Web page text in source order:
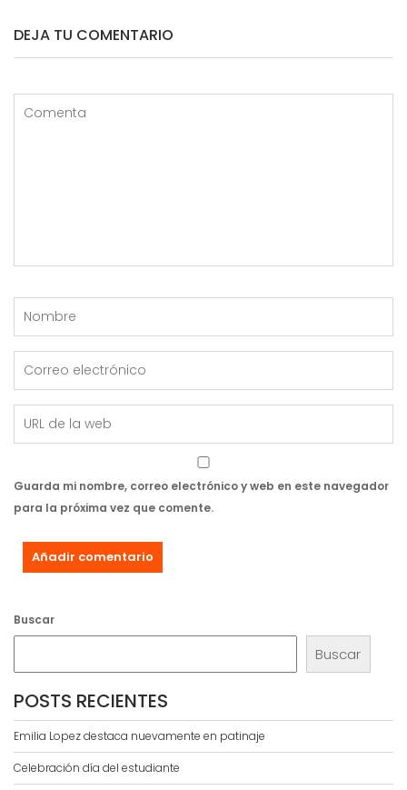
DEJA TU COMENTARIO
Guarda mi nombre, correo electrónico y web en este navegador
para la próxima vez que comente.
Buscar
Buscar
POSTS RECIENTES
Emilia Lopez destaca nuevamente en patinaje
Celebración día del estudiante